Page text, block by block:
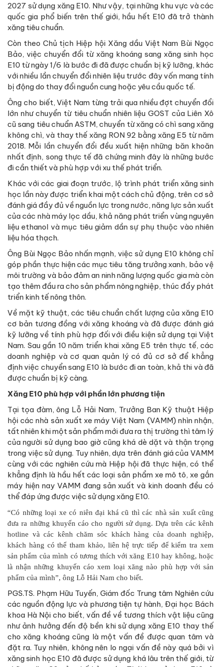
2027 sử dụng xăng E10. Như vậy, tại những khu vực và các
quốc gia phổ biến trên thế giới, hầu hết E10 đã trở thành
xăng tiêu chuẩn.
Còn theo Chủ tịch Hiệp hội Xăng dầu Việt Nam Bùi Ngọc
Bảo, việc chuyển đổi từ xăng khoáng sang xăng sinh học
E10 từ ngày 1/6 là bước đi đã được chuẩn bị kỹ lưỡng, khác
với nhiều lần chuyển đổi nhiên liệu trước đây vốn mang tính
bị động do thay đổi nguồn cung hoặc yêu cầu quốc tế.
Ông cho biết, Việt Nam từng trải qua nhiều đợt chuyển đổi
lớn như chuyển từ tiêu chuẩn nhiên liệu GOST của Liên Xô
cũ sang tiêu chuẩn ASTM, chuyển từ xăng có chì sang xăng
không chì, và thay thế xăng RON 92 bằng xăng E5 từ năm
2018. Mỗi lần chuyển đổi đều xuất hiện những băn khoăn
nhất định, song thực tế đã chứng minh đây là những bước
đi cần thiết và phù hợp với xu thế phát triển.
Khác với các giai đoạn trước, lộ trình phát triển xăng sinh
học lần này được triển khai một cách chủ động, trên cơ sở
đánh giá đầy đủ về nguồn lực trong nước, năng lực sản xuất
của các nhà máy lọc dầu, khả năng phát triển vùng nguyên
liệu ethanol và mục tiêu giảm dần sự phụ thuộc vào nhiên
liệu hóa thạch.
Ông Bùi Ngọc Bảo nhấn mạnh, việc sử dụng E10 không chỉ
góp phần thực hiện các mục tiêu tăng trưởng xanh, bảo vệ
môi trường và bảo đảm an ninh năng lượng quốc gia mà còn
tạo thêm đầu ra cho sản phẩm nông nghiệp, thúc đẩy phát
triển kinh tế nông thôn.
Về mặt kỹ thuật, các tiêu chuẩn chất lượng của xăng E10
cơ bản tương đồng với xăng khoáng và đã được đánh giá
kỹ lưỡng về tính phù hợp đối với điều kiện sử dụng tại Việt
Nam. Sau gần 10 năm triển khai xăng E5 trên thực tế, các
doanh nghiệp và cơ quan quản lý có đủ cơ sở để khẳng
định việc chuyển sang E10 là bước đi an toàn, khả thi và đã
được chuẩn bị kỹ càng.
Xăng E10 phù hợp với phần lớn phương tiện
Tại tọa đàm, ông Lỗ Hải Nam, Trưởng Ban Kỹ thuật Hiệp
hội các nhà sản xuất xe máy Việt Nam (VAMM) nhìn nhận,
tất nhiên khi một sản phẩm mới đưa ra thị trường thì tâm lý
của người sử dụng bao giờ cũng khá dè dặt và thận trọng
trong việc sử dụng. Tuy nhiên, dựa trên đánh giá của VAMM
cùng với các nghiên cứu mà Hiệp hội đã thực hiện, có thể
khẳng định là hầu hết các loại sản phẩm xe mô tô, xe gắn
máy hiện nay VAMM đang sản xuất và kinh doanh đều có
thể đáp ứng được việc sử dụng xăng E10.
“Có những loại xe có niên đại khá cũ thì các nhà sản xuất cũng
đưa ra những khuyến cáo cho người sử dụng. Dựa trên các kênh
hotline và các kênh chăm sóc khách hàng của doanh nghiệp,
khách hàng có thể tham khảo, liên hệ trực tiếp để kiểm tra xem
sản phẩm của mình có tương thích với xăng E10 hay không, hoặc
là nhận những khuyến cáo xem loại xăng nào phù hợp với sản
phẩm của mình”, ông Lỗ Hải Nam cho biết.
PGS.TS. Phạm Hữu Tuyến, Giám đốc Trung tâm Nghiên cứu
các nguồn động lực và phương tiện tự hành, Đại học Bách
khoa Hà Nội cho biết, vấn đề về tương thích vật liệu cũng
như ảnh hưởng đến độ bền khi sử dụng xăng E10 thay thế
cho xăng khoáng cũng là một vấn đề được quan tâm và
đặt ra. Tuy nhiên, không nên lo ngại vấn đề này quá bởi vì
xăng sinh học E10 đã được sử dụng khá lâu trên thế giới, từ